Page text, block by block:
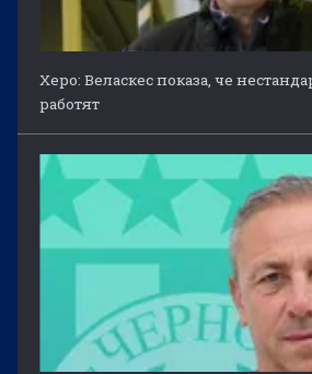
Херо: Веласкес показа, че
работят